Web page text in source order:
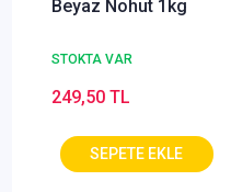
Beyaz Nohut 1kg
STOKTA VAR
249,50 TL